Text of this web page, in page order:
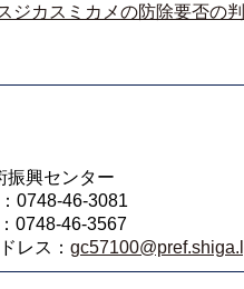
ジカスミカメの防除要否の
振興センター
0748-46-3081
0748-46-3567
レス：